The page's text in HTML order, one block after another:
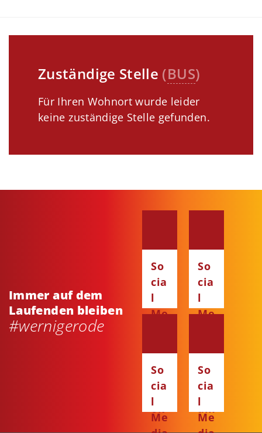
Zuständige Stelle (BUS)
Für Ihren Wohnort wurde leider
keine zuständige Stelle gefunden.
Immer auf dem
Laufenden bleiben
#wernigerode
So
cia
l
Me
ce
bo
ok
So
cia
l
Me
ta
gr
am
So
cia
l
Me
So
cia
l
Me